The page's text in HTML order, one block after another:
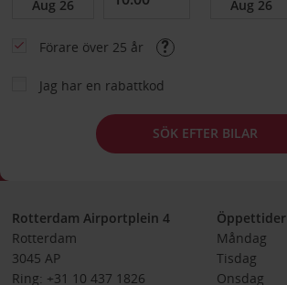
Förare över 25 år
Jag har en rabattkod
SÖK EFTER BILAR
Rotterdam Airportplein 4
Rotterdam
3045 AP
Ring: +31 10 437 1826
Öppettider
Måndag
Tisdag
Onsdag